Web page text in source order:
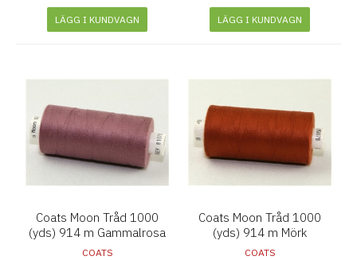
LÄGG I KUNDVAGN LÄGG I KUNDVAGN
Coats Moon Tråd 1000
(yds) 914 m Gammalrosa
COATS
Coats Moon Tråd 1000
(yds) 914 m Mörk
terrakotta
COATS